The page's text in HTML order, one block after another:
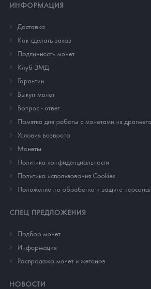
ИНФОРМАЦИЯ
Доставка
Как сделать заказ
Подлинность монет
Клуб ЗМД
Гарантии
Выкуп монет
Вопрос - ответ
Памятка для работы с монетами из
Условия возврата
Монеты
Политика конфиденциальности
Политика использования Cookies
Положение по обработке и защите
СПЕЦ ПРЕДЛОЖЕНИЯ
Подбор монет
Информация
Распродажа монет и жетонов
НОВОСТИ